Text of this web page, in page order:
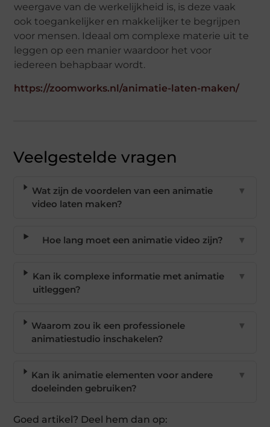
weergave van de werkelijkheid is, is deze vaak
ook toegankelijker en makkelijker te begrijpen
voor mensen. Ideaal om complexe materie uit te
leggen op een manier waardoor het voor
iedereen behapbaar wordt.
https://zoomworks.nl/animatie-laten-maken/
Veelgestelde vragen
Wat zijn de voordelen van een animatie
video laten maken?
▼
Hoe lang moet een animatie video zijn? ▼
Kan ik complexe informatie met animatie
uitleggen?
▼
Waarom zou ik een professionele
animatiestudio inschakelen?
▼
Kan ik animatie elementen voor andere
doeleinden gebruiken?
▼
Goed artikel? Deel hem dan op: